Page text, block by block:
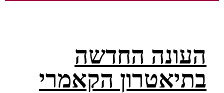
העונה החדשה
בתיאטרון הקאמרי‎